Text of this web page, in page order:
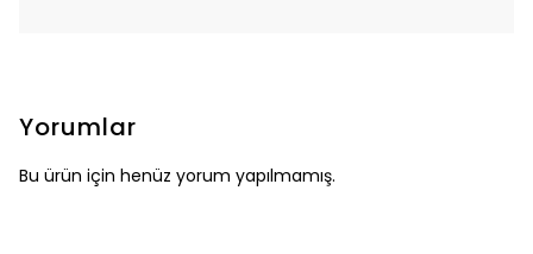
Yorumlar
Bu ürün için henüz yorum yapılmamış.